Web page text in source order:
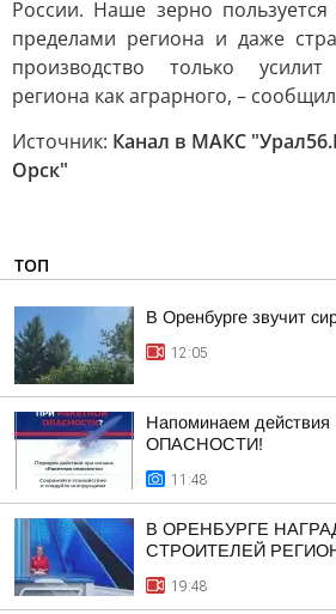
России. Наше зерно
пределами региона и даже
производство только
региона как аграрного, –
Источник: Канал в МАКС
Орск"
ТОП
В Оренбурге звучит
12:05
Напоминаем
ОПАСНОСТИ!
11:48
В ОРЕНБУРГЕ
СТРОИТЕЛЕЙ
19:48